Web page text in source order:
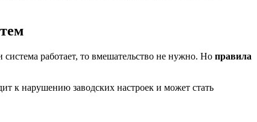
работает, то вмешательство не нужно. Но правила
к нарушению заводских настроек и может стать